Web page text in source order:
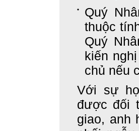
Quý
thuộc
Quý
kiến
chủ nếu
Với sự
được đối
giao, anh